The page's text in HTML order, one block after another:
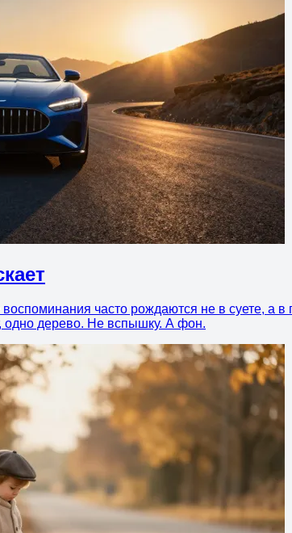
часто рождаются не в суете, а
одно дерево. Не вспышку. А фон.